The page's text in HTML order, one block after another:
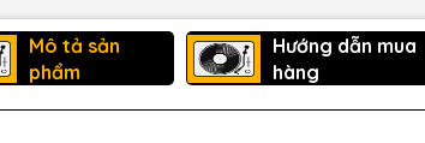
Mô tả sản
phẩm
Hướng dẫn mua
hàng